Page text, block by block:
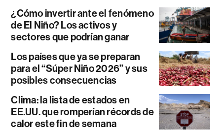
¿Cómo invertir ante el fenómeno
de El Niño? Los activos y
sectores que podrían ganar
Los países que ya se preparan
para el “Súper Niño 2026” y sus
posibles consecuencias
Clima: la lista de estados en
EE.UU. que romperían récords de
calor este fin de semana